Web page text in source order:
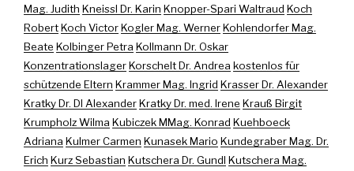
Mag. Judith Kneissl Dr. Karin Knopper-Spari Waltraud Koch
RobertKoch VictorKogler Mag. WernerKohlendorfer Mag.
Beate Kolbinger Petra Kollmann Dr. Oskar
KonzentrationslagerKorschelt Dr. Andrea kostenlos für
schützende Eltern Krammer Mag. Ingrid Krasser Dr. Alexander
Kratky Dr. DI AlexanderKratky Dr. med. Irene Krauß Birgit
Krumpholz Wilma Kubiczek MMag. Konrad Kuehboeck
Adriana Kulmer Carmen Kunasek Mario Kundegraber Mag. Dr.
Erich Kurz Sebastian Kutschera Dr. Gundl Kutschera Mag.